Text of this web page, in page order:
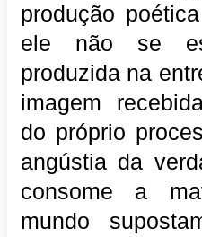
produção
ele não se
produzida na
imagem
do próprio
angústia da
consome a
mundo